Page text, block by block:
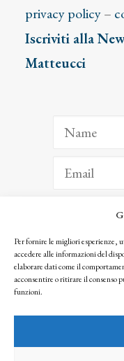
Per fornire le migliori esperienze,
accedere alle informazioni del
elaborare dati come il
acconsentire o ritirare il consenso
funzioni.
privacy policy–
Iscriviti alla
Matteucci
Facendo clic per iscriverti,
seguendo la nostra Privacy Policy
© 2025 Istituto Matteucci. All
l’autorizzazione scritta dei